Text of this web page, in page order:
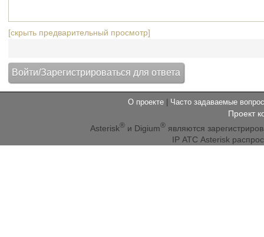
[скрыть предварительный просмотр]
О проекте Часто задаваемые
Проект
Asterisk® и Digium® являются
IP АТС Asterisk